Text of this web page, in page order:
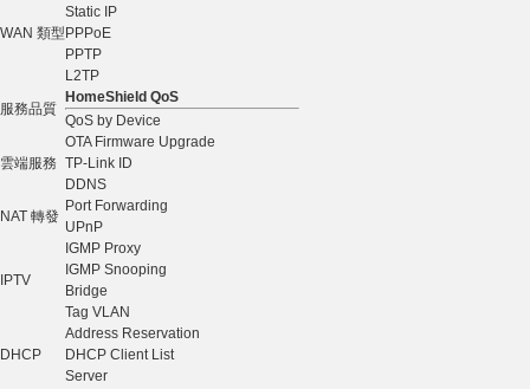
WAN 類型
Static IP
PPPoE
PPTP
L2TP
服務品質
HomeShield QoS
QoS by Device
雲端服務
OTA Firmware Upgrade
TP-Link ID
DDNS
NAT 轉發
Port Forwarding
UPnP
IPTV
IGMP Proxy
IGMP Snooping
Bridge
Tag VLAN
DHCP
Address Reservation
DHCP Client List
Server